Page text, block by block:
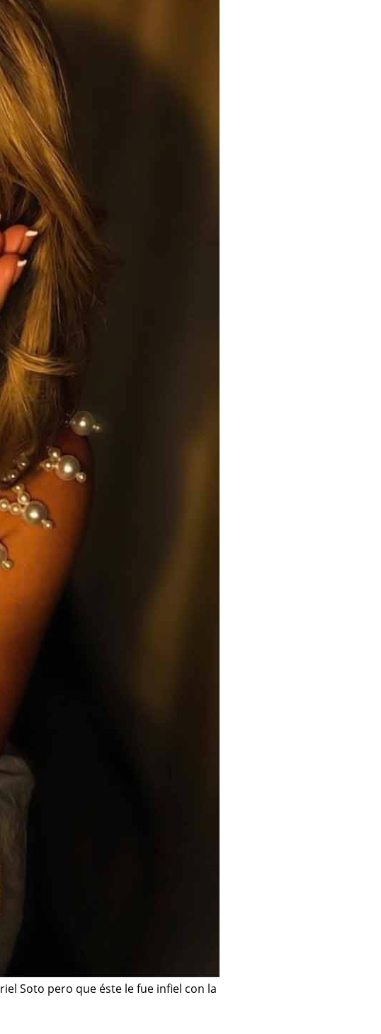
Soto pero que éste le fue infiel con la